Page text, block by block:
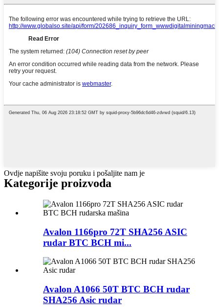
Ovdje napišite svoju poruku i pošaljite nam je
Kategorije proizvoda
Avalon 1166pro 72T SHA256 ASIC
rudar BTC BCH mi...
Avalon A1066 50T BTC BCH rudar
SHA256 Asic rudar